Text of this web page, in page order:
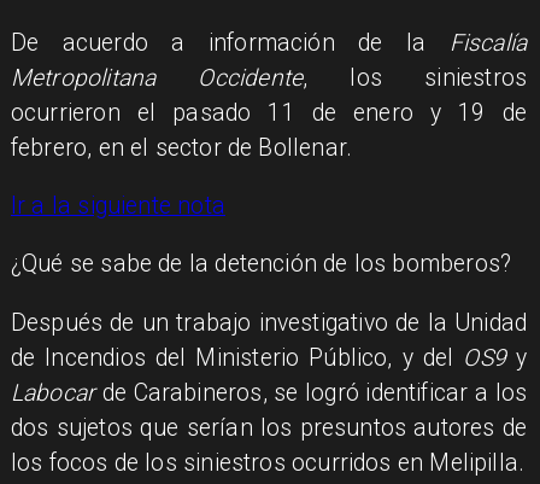
De acuerdo a información de la Fiscalía
Metropolitana Occidente, los siniestros
ocurrieron el pasado 11 de enero y 19 de
febrero, en el sector de Bollenar.
Ir a la siguiente nota
¿Qué se sabe de la detención de los bomberos?
Después de un trabajo investigativo de la Unidad
de Incendios del Ministerio Público, y del OS9y
Labocarde Carabineros, se logró identificar a los
dos sujetos que serían los presuntos autores de
los focos de los siniestros ocurridos en Melipilla.